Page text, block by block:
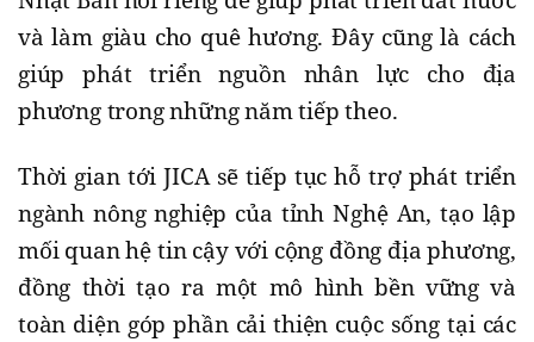
và làm giàu cho quê hương. Đây cũng là cách
giúp phát triển nguồn nhân lực cho địa
phương trong những năm tiếp theo.
Thời gian tới JICA sẽ tiếp tục hỗ trợ phát triển
ngành nông nghiệp của tỉnh Nghệ An, tạo lập
mối quan hệ tin cậy với cộng đồng địa phương,
đồng thời tạo ra một mô hình bền vững và
toàn diện góp phần cải thiện cuộc sống tại các